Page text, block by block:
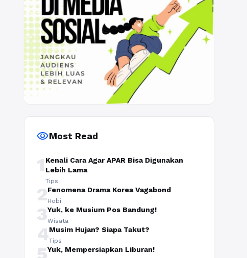
visibilityMost Read
1 Kenali Cara Agar APAR Bisa Digunakan
Lebih Lama
Tips
2Fenomena Drama Korea Vagabond
Hobi
3Yuk, ke Musium Pos Bandung!
Wisata
4Musim Hujan? Siapa Takut?
Tips
Yuk, Mempersiapkan Liburan!